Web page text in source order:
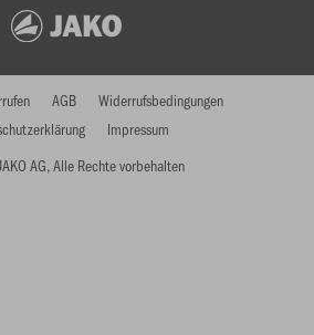
AG, Alle Rechte vorbehalten
AGB
Widerrufsbedingungen
Impressum